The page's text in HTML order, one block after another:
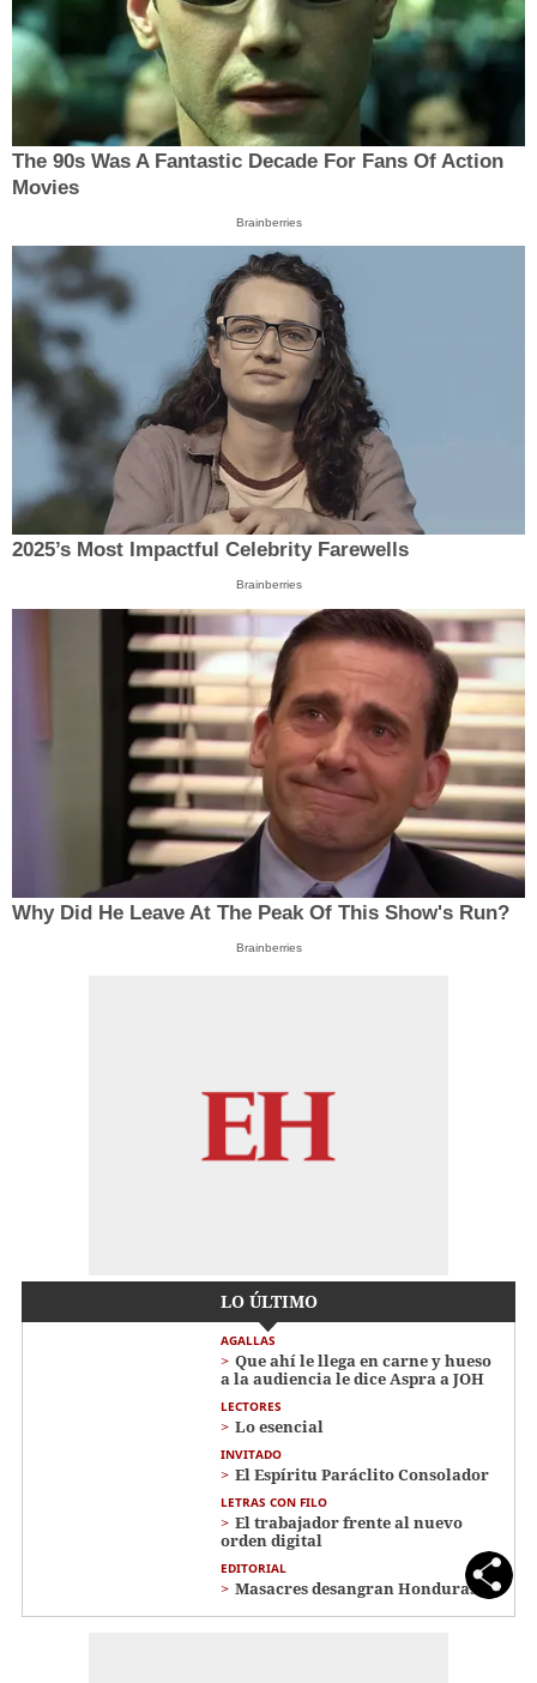
The 90s Was A Fantastic Decade For Fans Of Action
Movies
Brainberries
2025’s Most Impactful Celebrity Farewells
Brainberries
Why Did He Leave At The Peak Of This Show's Run?
Brainberries
LO ÚLTIMO
AGALLAS
Que ahí le llega en carne y hueso
a la audiencia le dice Aspra a JOH
LECTORES
Lo esencial
INVITADO
El Espíritu Paráclito Consolador
LETRAS CON FILO
El trabajador frente al nuevo
orden digital
EDITORIAL
Masacres desangran Honduras